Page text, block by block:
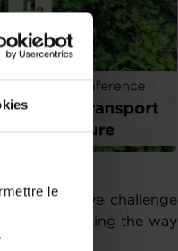
le
challenge
is reshaping the way